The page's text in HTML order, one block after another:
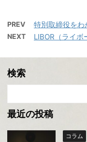
PREV 特別取締役を
NEXT LIBOR（ライ
検索
最近の投稿
コラム